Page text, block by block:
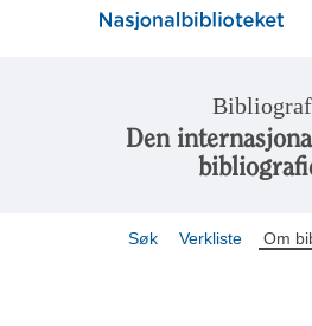
Den
Søk Verkliste Om